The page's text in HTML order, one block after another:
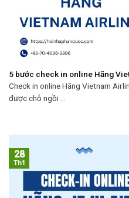
5 bước check in online Hãng
Check in online Hãng Vietnam
được chỗ ngồi ...
28
Th1